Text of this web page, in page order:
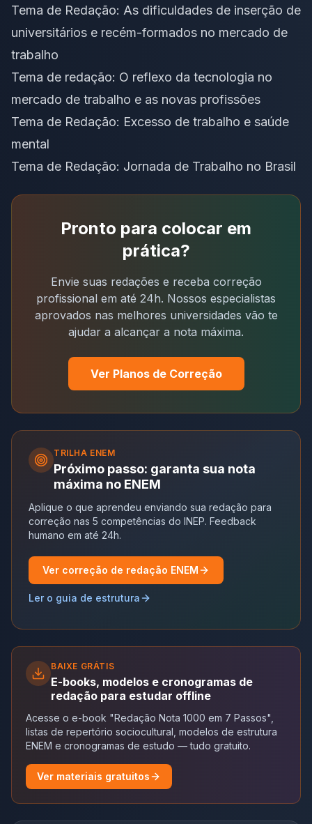
Tema de Redação: As dificuldades de inserção de
universitários e recém-formados no mercado de
trabalho
Tema de redação: O reflexo da tecnologia no
mercado de trabalho e as novas profissões
Tema de Redação: Excesso de trabalho e saúde
mental
Tema de Redação: Jornada de Trabalho no Brasil
Pronto para colocar em
prática?
Envie suas redações e receba correção
profissional em até 24h. Nossos especialistas
aprovados nas melhores universidades vão te
ajudar a alcançar a nota máxima.
Ver Planos de Correção
TRILHA ENEM
Próximo passo: garanta sua nota
máxima no ENEM
Aplique o que aprendeu enviando sua redação para
correção nas 5 competências do INEP. Feedback
humano em até 24h.
Ver correção de redação ENEM
Ler o guia de estrutura
BAIXE GRÁTIS
E-books, modelos e cronogramas de
redação para estudar offline
Acesse o e-book "Redação Nota 1000 em 7 Passos",
listas de repertório sociocultural, modelos de estrutura
ENEM e cronogramas de estudo — tudo gratuito.
Ver materiais gratuitos